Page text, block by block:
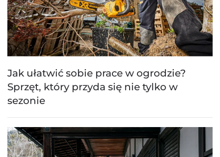
Jak ułatwić sobie prace w ogrodzie?
Sprzęt, który przyda się nie tylko w
sezonie